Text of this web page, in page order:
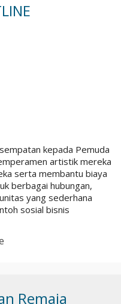
kepada Pemuda
artistik mereka
serta membantu biaya
berbagai hubungan,
yang sederhana
sosial bisnis
Remaja